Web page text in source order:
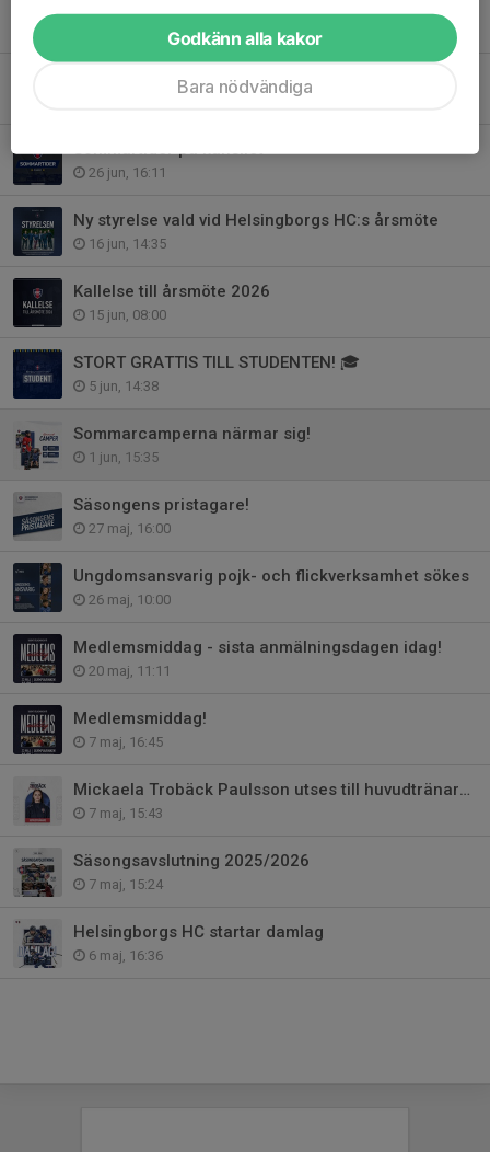
Verksamhetsberättelsen 25/26
26 jun, 16:11
Ny styrelse vald vid Helsingborgs HC:s årsmöte
16 jun, 14:35
Kallelse till årsmöte 2026
15 jun, 08:00
STORT GRATTIS TILL STUDENTEN! 🎓
5 jun, 14:38
Sommarcamperna närmar sig!
1 jun, 15:35
Säsongens pristagare!
27 maj, 16:00
Ungdomsansvarig pojk- och flickverksamhet sökes
26 maj, 10:00
Medlemsmiddag - sista anmälningsdagen idag!
20 maj, 11:11
Medlemsmiddag!
7 maj, 16:45
Mickaela Trobäck Paulsson utses till huvudtränare för damlaget och damjunio
7 maj, 15:43
Säsongsavslutning 2025/2026
7 maj, 15:24
Helsingborgs HC startar damlag
6 maj, 16:36
Godkänn alla kakor
Bara nödvändiga